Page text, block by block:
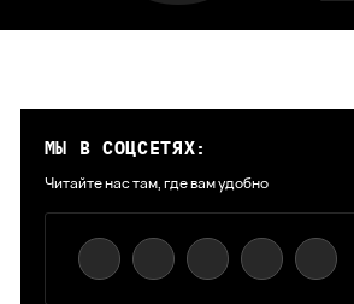
МЫ В СОЦСЕТЯХ:
Читайте нас там, где вам удобно